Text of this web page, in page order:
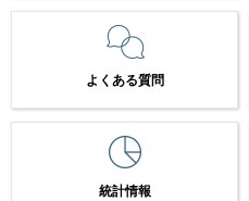
よくある質問
統計情報